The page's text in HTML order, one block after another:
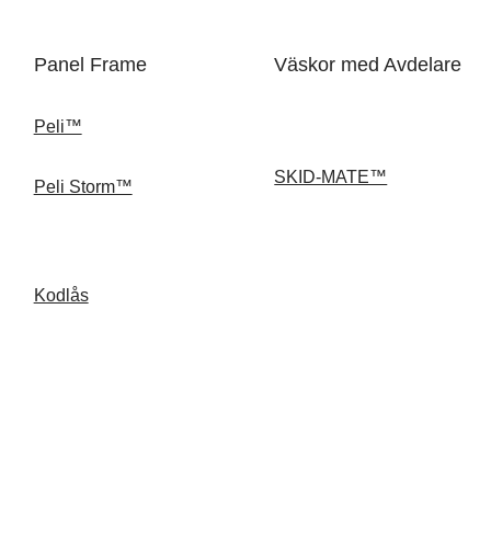
Panel Frame
Peli™
Peli Storm™
Kodlås
Väskor med Avdelare
SKID-MATE™